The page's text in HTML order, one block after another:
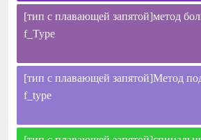
[тип с плавающей запятой]метод
f_Type
[тип с плавающей запятой]Метод
f_type